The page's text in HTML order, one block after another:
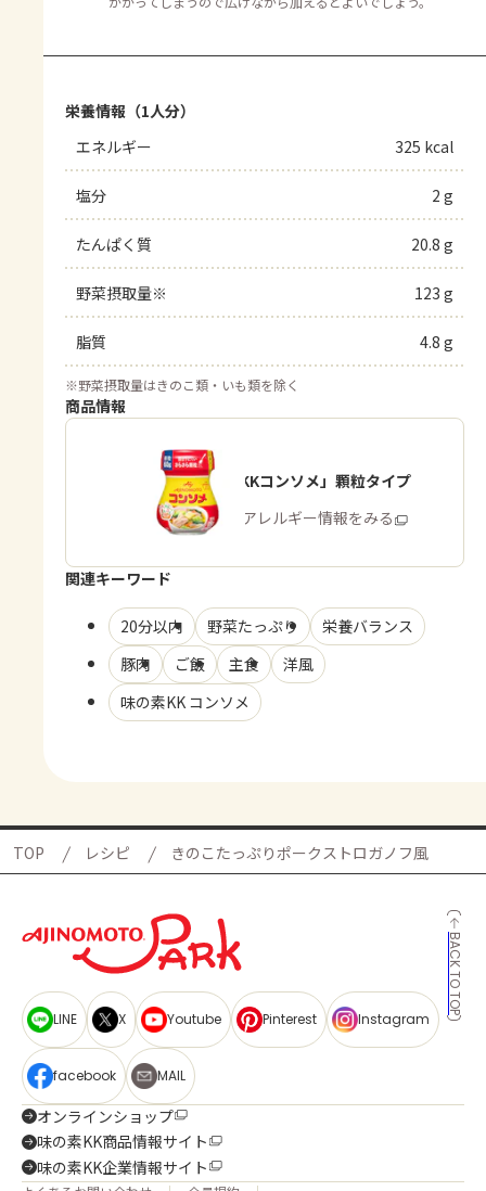
栄養情報（1人分）
エネルギー
325 kcal
塩分 2 g
たんぱく質 20.8 g
野菜摂取量※ 123 g
脂質 4.8 g
※野菜摂取量はきのこ類・いも類を除く
商品情報
「味の素KKコンソメ」顆粒タイプ
商品・アレルギー情報をみる
関連キーワード
20分以内 野菜たっぷり
栄養バランス
豚肉
ご飯 主食
洋風
味の素KK コンソメ
TOP レシピ きのこたっぷりポークストロガノフ風
BACK TO TOP
LINE X Youtube Pinterest Instagram
facebook MAIL
オンラインショップ
味の素KK商品情報サイト
味の素KK企業情報サイト